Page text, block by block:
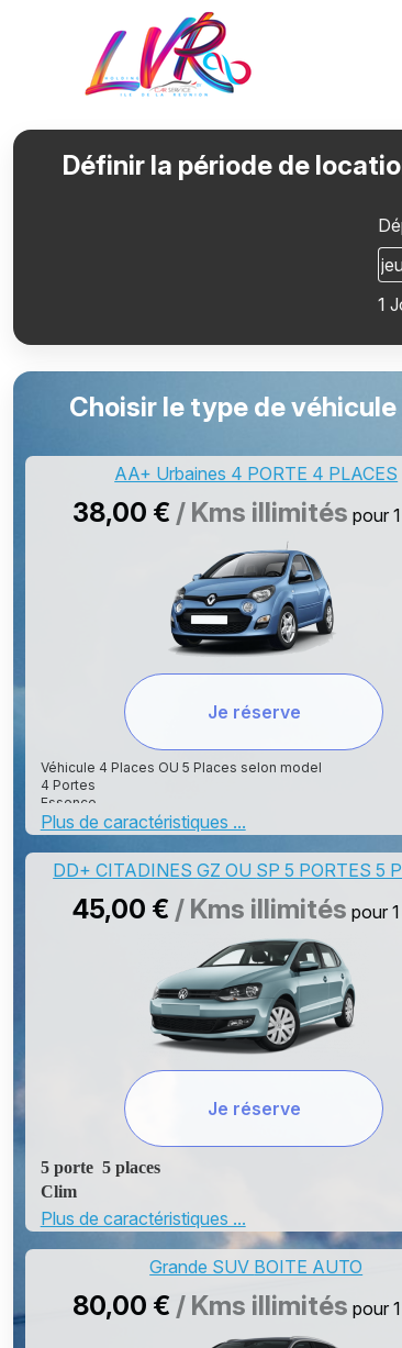
Définir la période de
1
Choisir le type de véhicule
AA+ Urbaines 4 PORTE 4 PLACES
38,00 € / Kms illimités pour
Je réserve
Véhicule 4 Places OU 5 Places selon model
4 Portes
Essence
Clim
Bluetooth
Radar Recule selon model de voiture
Plus de caractéristiques ...
DD+ CITADINES GZ OU SP 5
45,00 € / Kms illimités pour
Je réserve
5 porte 5 places
Clim
Diesel
Détecteur de pluie
Camera de recule
Plus de caractéristiques ...
Grande SUV BOITE AUTO
80,00 € / Kms illimités pour